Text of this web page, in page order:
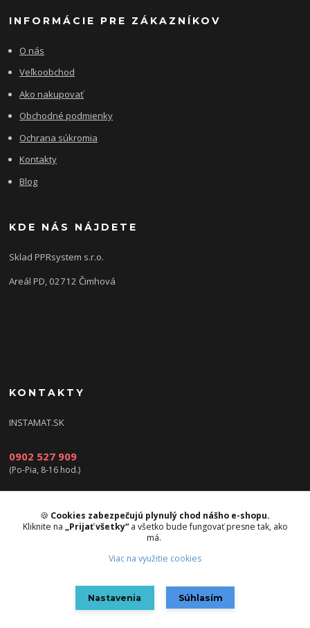
INFORMÁCIE PRE ZÁKAZNÍKOV
O nás
Veľkoobchod
Ako nakupovať
Obchodné podmienky
Ochrana súkromia
Kontakty
Blog
KDE NÁS NÁJDETE
Sklad PPRsystem s.r.o.
Areál PD, 02712 Čimhová
KONTAKTY
INSTAMAT.SK
0902 527 909
(Po-Pia, 8-16 hod.)
info@instamat.sk
🍪 Cookies zabezpečujú plynulý chod nášho e-shopu.
Kliknite na „Prijať všetky“a všetko bude fungovať presne tak, ako
má.
Viac na využitie cookies
Nastavenia Súhlasím